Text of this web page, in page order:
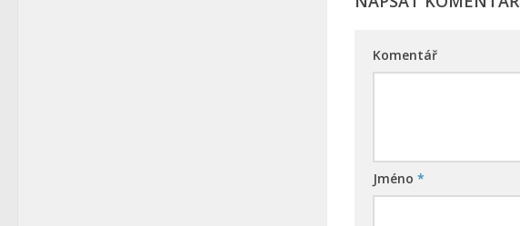
Komentář
Jméno *